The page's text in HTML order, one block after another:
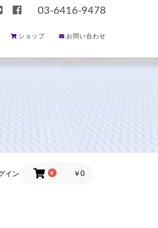
03-6416-9478
ショップ お問い合わせ
イン 0 ￥0